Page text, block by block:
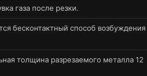
газа после резки.
бесконтактный способ возбуждения
толщина разрезаемого металла 12